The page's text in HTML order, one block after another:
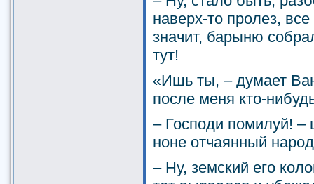
наверх-то пролез,
значит, барыню
тут!
«Ишь ты, – думает
после меня кто-
– Господи помилуй! –
ноне отчаянный
– Ну, земский его